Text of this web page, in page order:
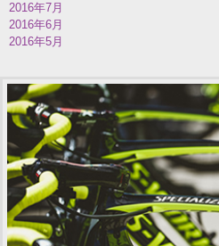
2016年7月
2016年6月
2016年5月